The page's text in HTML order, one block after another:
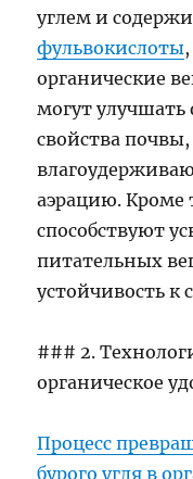
углем и
фульвокислоты
органические
могут
свойства
аэрацию. Кроме
способствуют
питательных
устойчивость к
### 2.
органическое
Процесс
бурого угля в